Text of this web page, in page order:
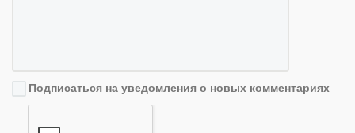
Подписаться на уведомления о новых комментариях